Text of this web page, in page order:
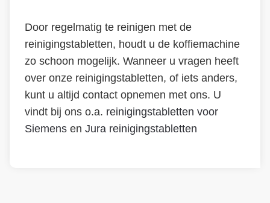
Door regelmatig te reinigen met de
reinigingstabletten, houdt u de koffiemachine
zo schoon mogelijk. Wanneer u vragen heeft
over onze reinigingstabletten, of iets anders,
kunt u altijd contact opnemen met ons. U
vindt bij ons o.a. reinigingstabletten voor
Siemens en Jura reinigingstabletten